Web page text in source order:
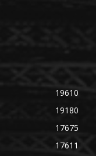
19610
19180
17675
17611